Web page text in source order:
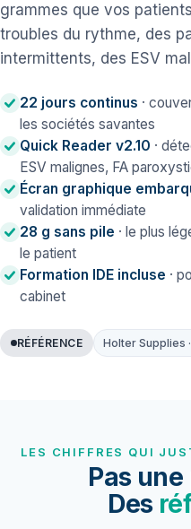
grammes que vos
troubles du rythme, des
intermittents, des ESV
22 jours continus ·
les sociétés savantes
Quick Reader v2.10 ·
ESV malignes, FA
Écran graphique
validation immédiate
28 g sans pile · le plus
le patient
Formation IDE incluse ·
cabinet
RÉFÉRENCE Holter Supplies
LES CHIFFRES QUI
Pas
Des